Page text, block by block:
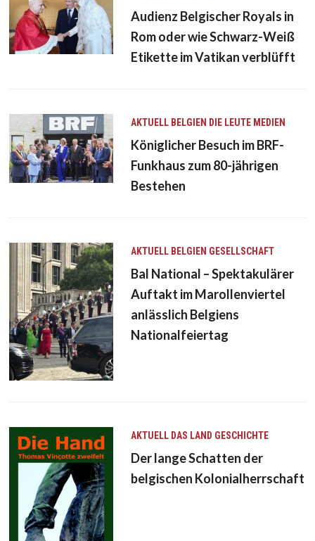
Audienz Belgischer Royals in
Rom oder wie Schwarz-Weiß
Etikette im Vatikan verblüfft
AKTUELL BELGIEN DIE LEUTE MEDIEN
Königlicher Besuch im BRF-
Funkhaus zum 80-jährigen
Bestehen
AKTUELL BELGIEN GESELLSCHAFT
Bal National – Spektakulärer
Auftakt im Marollenviertel
anlässlich Belgiens
Nationalfeiertag
AKTUELL DAS LAND GESCHICHTE
Der lange Schatten der
belgischen Kolonialherrschaft